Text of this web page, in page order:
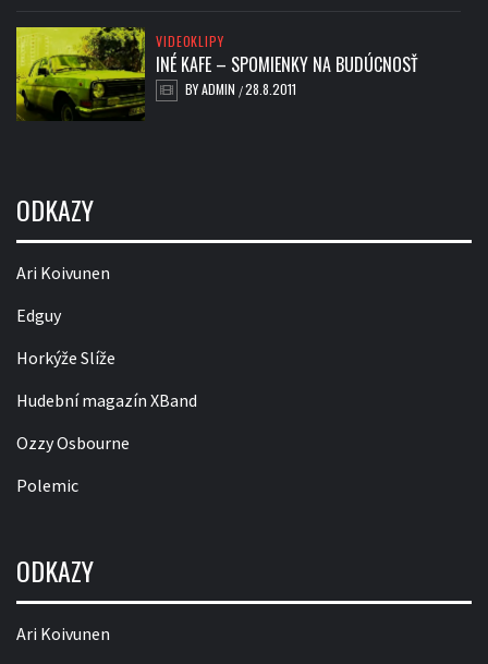
VIDEOKLIPY
INÉ KAFE – SPOMIENKY NA BUDÚCNOSŤ
BYADMIN /28.8.2011
ODKAZY
Ari Koivunen
Edguy
Horkýže Slíže
Hudební magazín XBand
Ozzy Osbourne
Polemic
ODKAZY
Ari Koivunen